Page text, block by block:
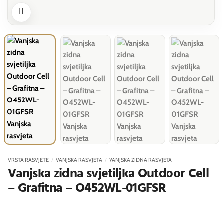
VRSTA RASVJETE / VANJSKA RASVJETA / VANJSKA ZIDNA RASVJETA
Vanjska zidna svjetiljka Outdoor Cell
– Grafitna – O452WL-01GFSR